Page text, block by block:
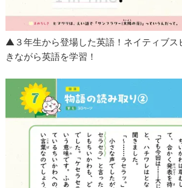
▲３年生から登場した英語！ネイティブス
きながら英語を学習！